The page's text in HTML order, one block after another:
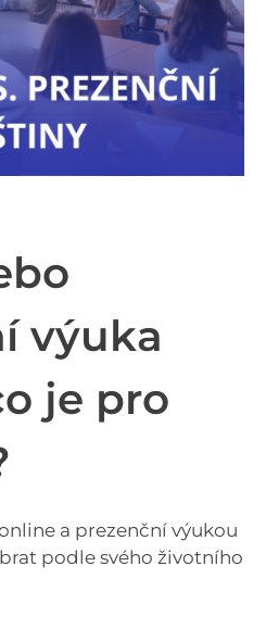
výuka
je pro
a prezenční výukou
podle svého životního